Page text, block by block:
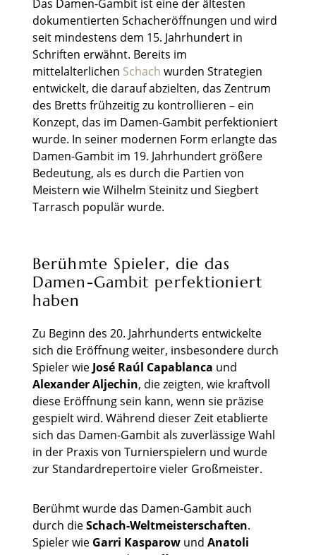
Das Damen-Gambit ist eine der ältesten
dokumentierten Schacheröffnungen und wird
seit mindestens dem 15. Jahrhundert in
Schriften erwähnt. Bereits im
mittelalterlichen Schach wurden Strategien
entwickelt, die darauf abzielten, das Zentrum
des Bretts frühzeitig zu kontrollieren – ein
Konzept, das im Damen-Gambit perfektioniert
wurde. In seiner modernen Form erlangte das
Damen-Gambit im 19. Jahrhundert größere
Bedeutung, als es durch die Partien von
Meistern wie Wilhelm Steinitz und Siegbert
Tarrasch populär wurde.
Berühmte Spieler, die das
Damen-Gambit perfektioniert
haben
Zu Beginn des 20. Jahrhunderts entwickelte
sich die Eröffnung weiter, insbesondere durch
Spieler wie José Raúl Capablanca und
Alexander Aljechin, die zeigten, wie kraftvoll
diese Eröffnung sein kann, wenn sie präzise
gespielt wird. Während dieser Zeit etablierte
sich das Damen-Gambit als zuverlässige Wahl
in der Praxis von Turnierspielern und wurde
zur Standardrepertoire vieler Großmeister.
Berühmt wurde das Damen-Gambit auch
durch dieSchach-Weltmeisterschaften.
Spieler wie Garri Kasparow und Anatoli